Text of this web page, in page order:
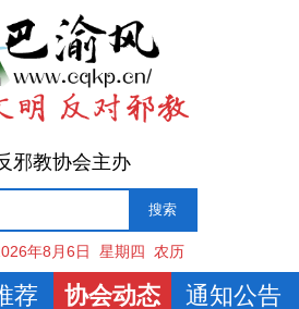
邪教协会主办
年8月6日 星期四 农历
荐 协会动态 通知公告